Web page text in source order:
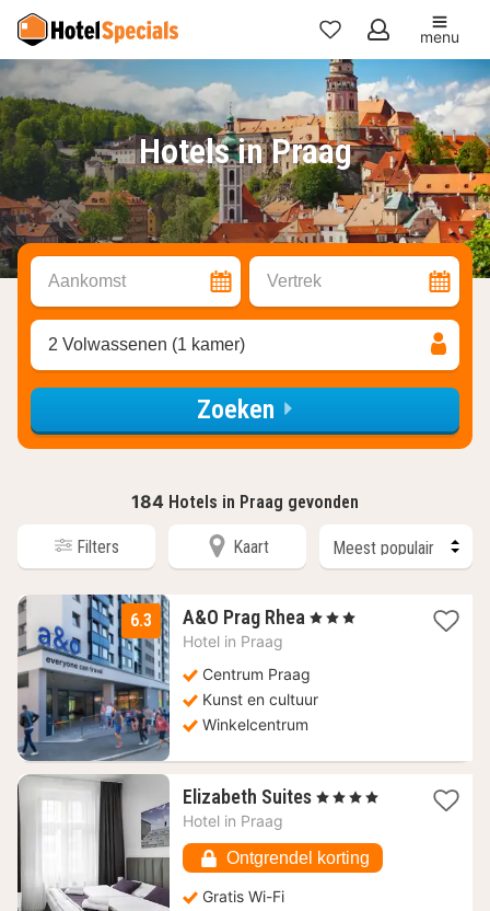
Mijn
favorieten
menu
Hotels in Praag
Aankomst Vertrek
2 Volwassenen (1 kamer)
Zoeken
184 Hotels in Praag gevonden
Filters Kaart
6.3 A&O Prag Rhea 2
51,48
€
, 3 Sterren
Hotel in Praag
Centrum Praag
Kunst en cultuur
Winkelcentrum
Elizabeth Suites 1
91,51
€
, 4 Sterren
Hotel in Praag
Ontgrendel korting
Gratis Wi-Fi